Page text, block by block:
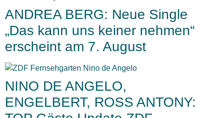
ANDREA BERG: Neue Single
„Das kann uns keiner nehmen“
erscheint am 7. August
NINO DE ANGELO,
ENGELBERT, ROSS ANTONY: